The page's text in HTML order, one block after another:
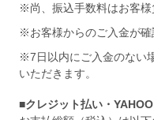
※尚、振込手数料はお客様
※お客様からのご入金が確
※7日以内にご入金のない
いただきます。
■クレジット払い・